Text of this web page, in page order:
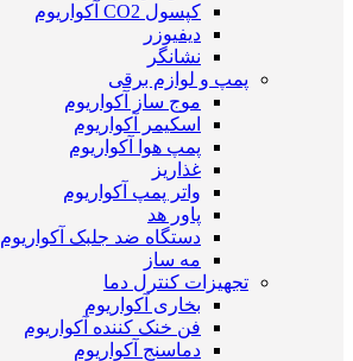
کپسول CO2 آکواریوم
دیفیوزر
نشانگر
پمپ و لوازم برقی
موج ساز آکواریوم
اسکیمر آکواریوم
پمپ هوا آکواریوم
غذاریز
واتر پمپ آکواریوم
پاور هد
دستگاه ضد جلبک آکواریوم
مه ساز
تجهیزات کنترل دما
بخاری آکواریوم
فن خنک کننده آکواریوم
دماسنج آکواریوم